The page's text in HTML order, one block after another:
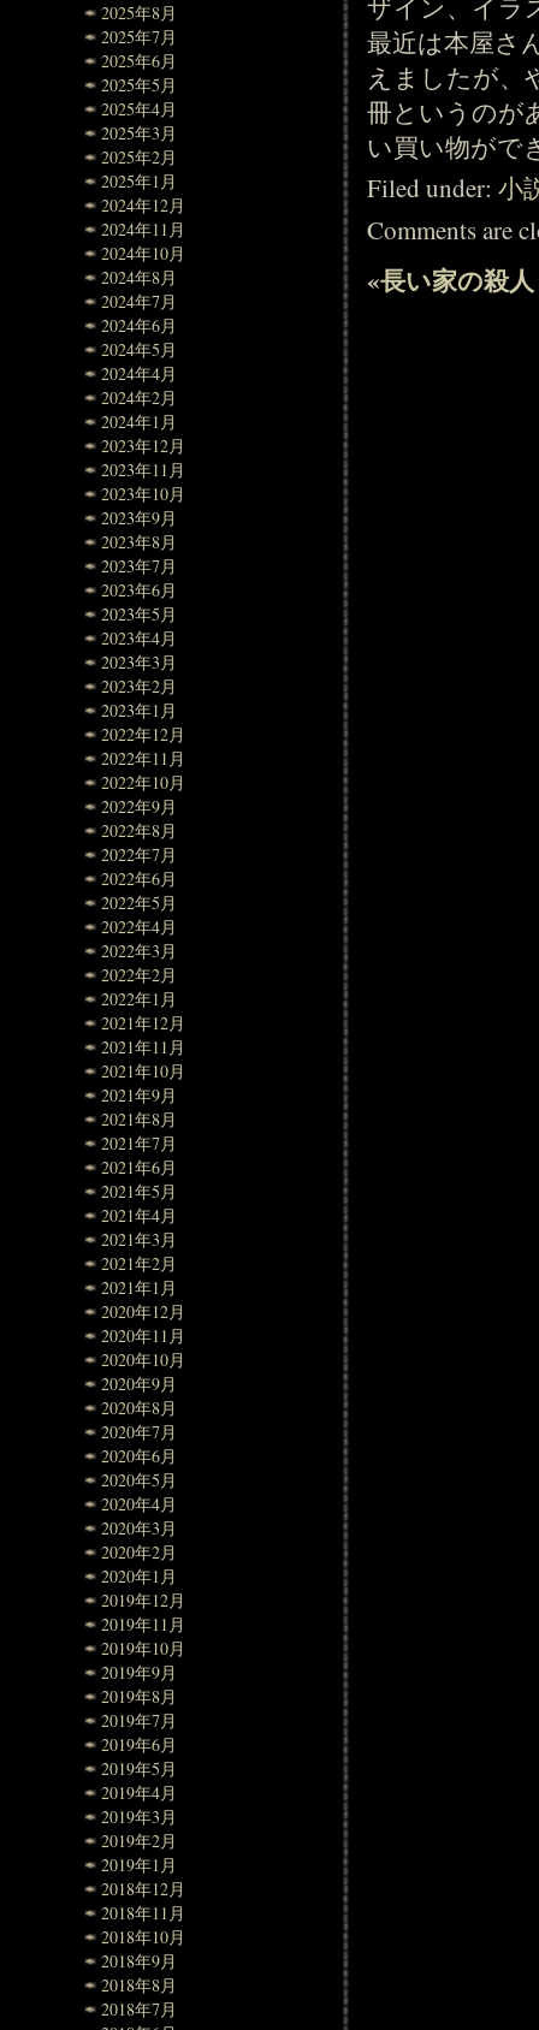
2025年8月
2025年7月
2025年6月
2025年5月
2025年4月
2025年3月
2025年2月
2025年1月
2024年12月
2024年11月
2024年10月
2024年8月
2024年7月
2024年6月
2024年5月
2024年4月
2024年2月
2024年1月
2023年12月
2023年11月
2023年10月
2023年9月
2023年8月
2023年7月
2023年6月
2023年5月
2023年4月
2023年3月
2023年2月
2023年1月
2022年12月
2022年11月
2022年10月
2022年9月
2022年8月
2022年7月
2022年6月
2022年5月
2022年4月
2022年3月
2022年2月
2022年1月
2021年12月
2021年11月
2021年10月
2021年9月
2021年8月
2021年7月
2021年6月
2021年5月
2021年4月
2021年3月
2021年2月
2021年1月
2020年12月
2020年11月
2020年10月
2020年9月
2020年8月
2020年7月
2020年6月
2020年5月
2020年4月
2020年3月
2020年2月
2020年1月
2019年12月
2019年11月
2019年10月
2019年9月
2019年8月
2019年7月
2019年6月
2019年5月
2019年4月
2019年3月
2019年2月
2019年1月
2018年12月
2018年11月
2018年10月
2018年9月
2018年8月
2018年7月
最近は本屋さ
えましたが、
冊というのが
い買い物がで
Filed under:小
Comments are
«長い家の殺人